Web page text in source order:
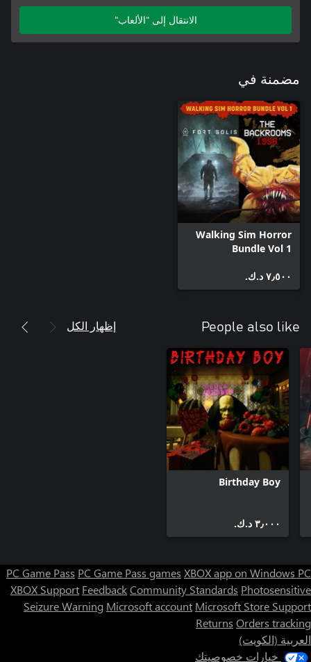
الانتقال إلى "الألعاب"
مضمنة في
Walking Sim Horror
Bundle Vol 1
٧٫٥٠٠ د.ك.‏
People also like إظهار الكل
Birthday Boy
٣٫٠٠٠ د.ك.‏
PC Game Pass PC Game Pass games XBOX app on Windows PC
XBOX Support FeedbackCommunity Standards Photosensitive
Seizure Warning Microsoft account Microsoft Store Support
Returns Orders tracking
العربية (الكويت)
خيارات خصوصيتك